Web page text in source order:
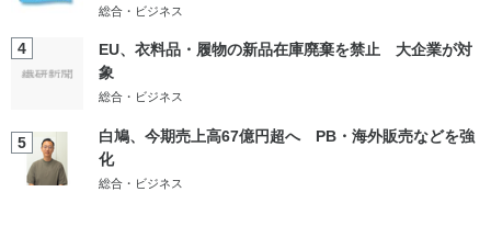
総合・ビジネス
4
EU、衣料品・履物の新品在庫廃棄を禁止 大企業が対
象
総合・ビジネス
5
白鳩、今期売上高67億円超へ PB・海外販売などを強
化
総合・ビジネス